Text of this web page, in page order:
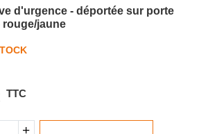
d'urgence - déportée sur porte
rouge/jaune
TTC